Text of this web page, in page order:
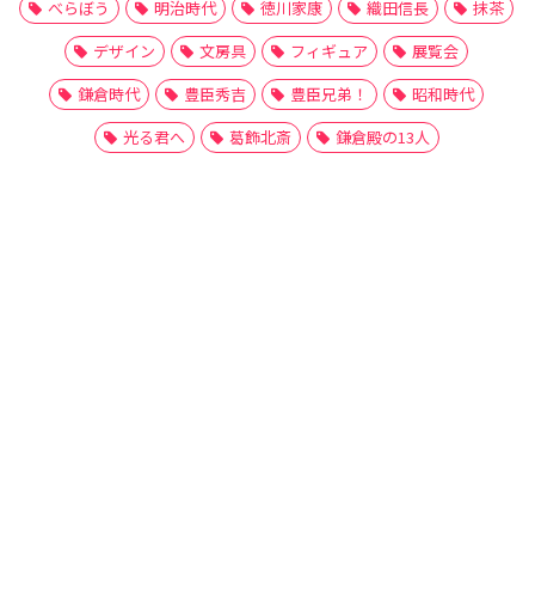
べらぼう
明治時代 徳川家康 織田信長
抹茶
デザイン
文房具 フィギュア
展覧会
鎌倉時代
豊臣秀吉 豊臣兄弟！
昭和時代
光る君へ
葛飾北斎 鎌倉殿の13人